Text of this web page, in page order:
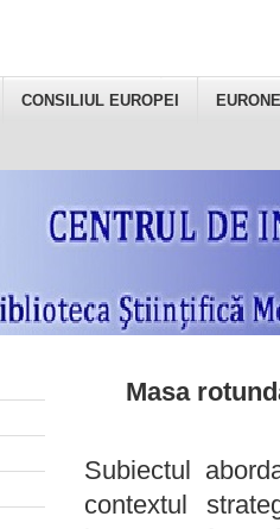
CONSILIUL EUROPEI
Masa
Subiectul
contextul